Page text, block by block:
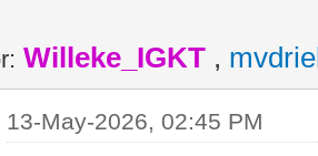
Willeke_IGKT ,
13-May-2026, 02:45 PM